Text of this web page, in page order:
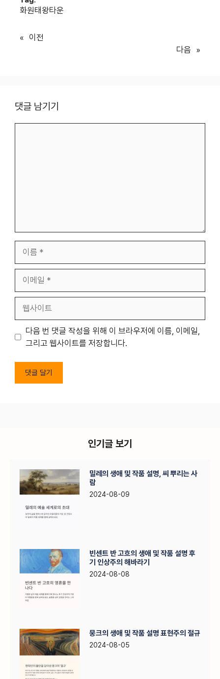
화원태왕타운
« 이전
다음 »
댓글 남기기
일
트
다음 번 댓글 작성을 위해 이 브라우저에 이름, 이메일,
그리고 웹사이트를 저장합니다.
인기글 보기
밀레의 생애 및 작품 설명, 씨 뿌리는 사
람
2024-08-09
빈센트 반 고흐의 생애 및 작품 설명 후
기 인상주의 해바라기
2024-08-08
뭉크의 생애 및 작품 설명 표현주의 절규
2024-08-05